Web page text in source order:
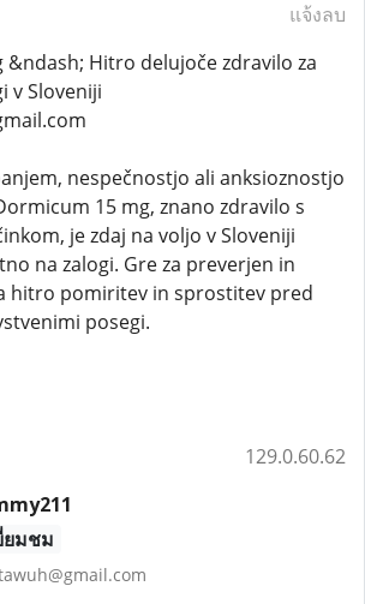
แจ้งลบ
&ndash; Hitro delujoče zdravilo za
v Sloveniji
nespečnostjo ali anksioznostjo
15 mg, znano zdravilo s
je zdaj na voljo v Sloveniji
na zalogi. Gre za preverjen in
hitro pomiritev in sprostitev pred
posegi.
129.0.60.62
ยมชม